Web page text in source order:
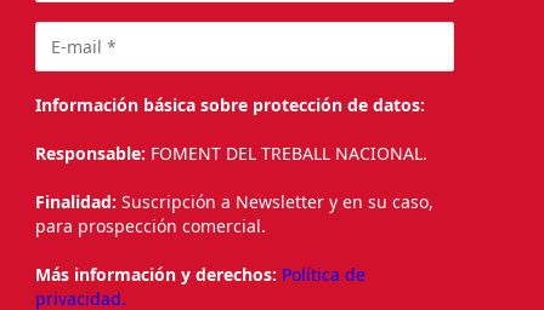
Información básica sobre protección de datos:
Responsable: FOMENT DEL TREBALL NACIONAL.
Finalidad: Suscripción a Newsletter y en su caso,
para prospección comercial.
Más información y derechos: Política de
privacidad.